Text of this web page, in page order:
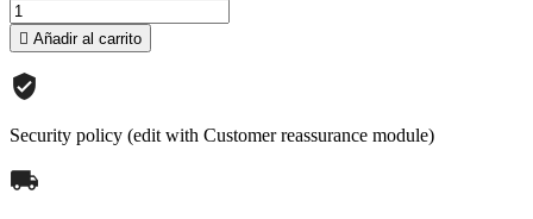
 Añadir al carrito
Security policy (edit with Customer reassurance module)